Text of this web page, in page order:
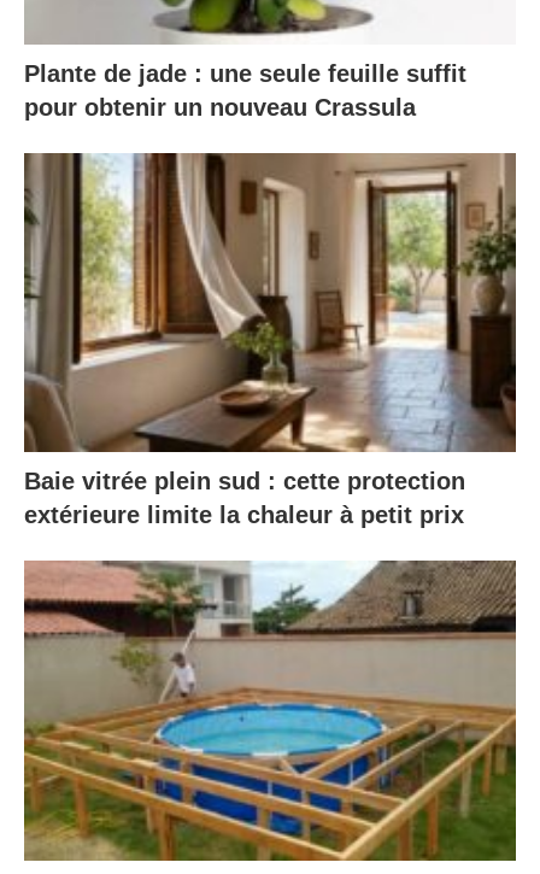
Plante de jade : une seule feuille suffit
pour obtenir un nouveau Crassula
Baie vitrée plein sud : cette protection
extérieure limite la chaleur à petit prix